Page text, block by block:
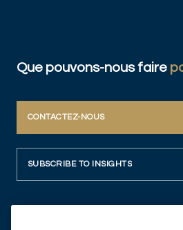
Que pouvons-nous faire
CONTACTEZ-NOUS
SUBSCRIBE TO INSIGHTS